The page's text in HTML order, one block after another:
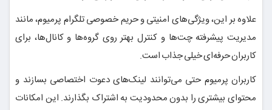
علاوه بر این، ویژگی‌های امنیتی و حریم خصوصی تلگرام پرمیوم، مانند
مدیریت پیشرفته چت‌ها و کنترل بهتر روی گروه‌ها و کانال‌ها، برای
کاربران حرفه‌ای خیلی جذاب است.
کاربران پرمیوم حتی می‌توانند لینک‌های دعوت اختصاصی بسازند و
محتوای بیشتری را بدون محدودیت به اشتراک بگذارند. این امکانات